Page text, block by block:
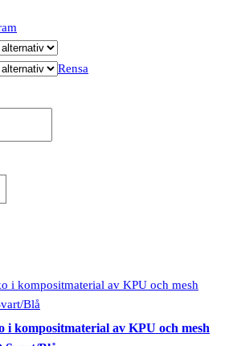
Rensa
i kompositmaterial av KPU och mesh